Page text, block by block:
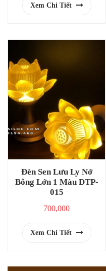
Xem Chi Tiết
Đèn Sen Lưu Ly Nở
Bông Lớn 1 Màu DTP-
015
700,000
Xem Chi Tiết